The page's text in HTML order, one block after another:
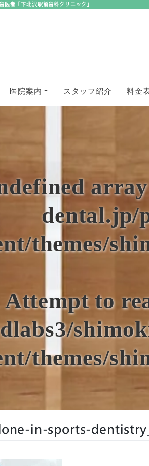
医者「下北沢駅前歯科クリニック」
医院案内 スタッフ紹介 料金
dental.jp/
themes/
Attempt to
themes/
in-sports-